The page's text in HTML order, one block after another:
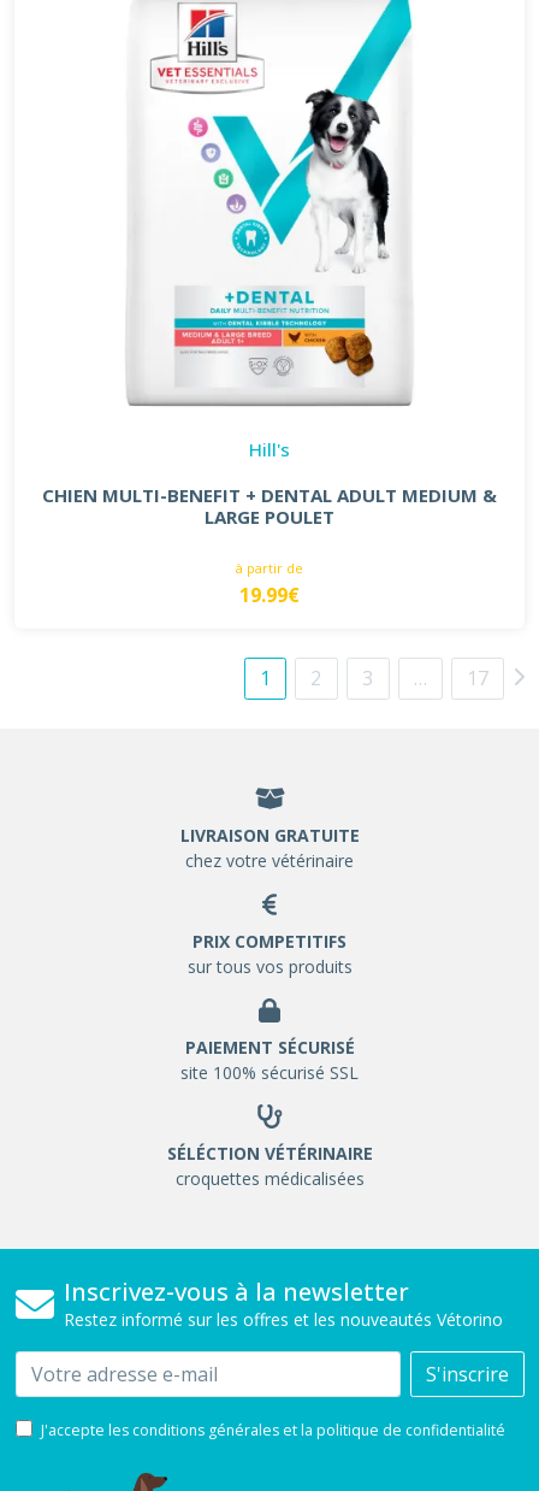
Hill's
CHIEN MULTI-BENEFIT + DENTAL ADULT MEDIUM &
LARGE POULET
à partir de
19.99€
1 2 3 … 17
LIVRAISON GRATUITE
chez votre vétérinaire
PRIX COMPETITIFS
sur tous vos produits
PAIEMENT SÉCURISÉ
site 100% sécurisé SSL
SÉLÉCTION VÉTÉRINAIRE
croquettes médicalisées
Inscrivez-vous à la newsletter
Restez informé sur les offres et les nouveautés Vétorino
Email S'inscrire
J'accepte les conditions générales et la politique de confidentialité